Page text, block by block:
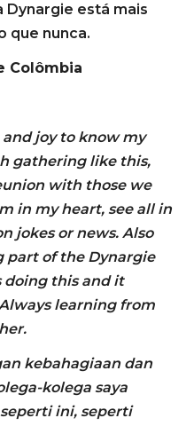
Dynargie está mais
que nunca.
Colômbia
joy to know my
gathering like this,
with those we
in my heart, see all in
jokes or news. Also
of the Dynargie
doing this and it
learning from
kebahagiaan dan
kolega saya
ini, seperti